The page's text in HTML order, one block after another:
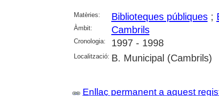
Matèries: Biblioteques públiques;
Àmbit: Cambrils
Cronologia: 1997 - 1998
Localització: B. Municipal (Cambrils)
Enllaç permanent a aquest